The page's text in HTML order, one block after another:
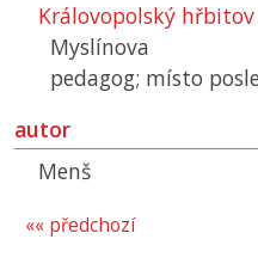
Královopolský hřbitov
Myslínova
pedagog; místo
autor
Menš
«« předchozí